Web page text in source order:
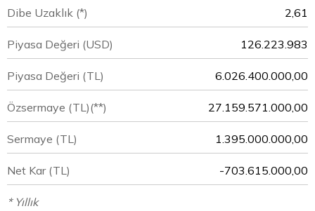
Dibe Uzaklık (*) 2,61
Piyasa Değeri (USD) 126.223.983
Piyasa Değeri (TL) 6.026.400.000,00
Özsermaye (TL)(**) 27.159.571.000,00
Sermaye (TL) 1.395.000.000,00
Net Kar (TL) -703.615.000,00
* Yıllık